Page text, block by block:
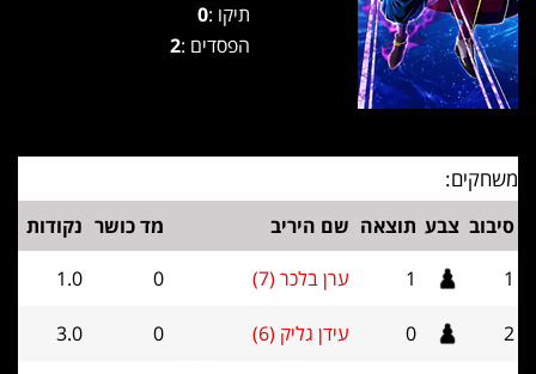
תיקו :0
הפסדים :2
משחקים:
סיבוב צבע תוצאה שם היריב מד כושר נקודות
1
1 ערן בלכר (7) 0
1.0
2
0 עידן גליק (6) 0
3.0